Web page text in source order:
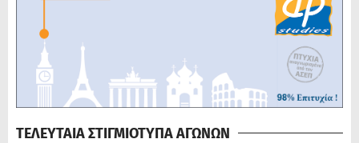
ΤΕΛΕΥΤΑΙΑ ΣΤΙΓΜΙΟΤΥΠΑ ΑΓΩΝΩΝ